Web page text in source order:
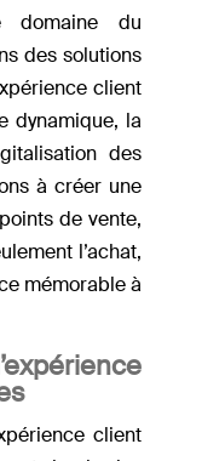
domaine du
des solutions
client
dynamique, la
des
à créer une
de vente,
l’achat,
mémorable à
client